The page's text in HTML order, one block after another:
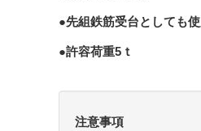
●先組鉄筋受台としても使
●許容荷重5ｔ
注意事項